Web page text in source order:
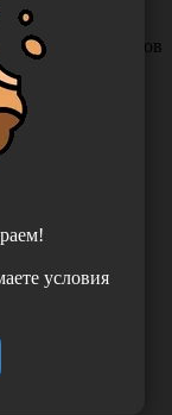
0 отзывов
условия